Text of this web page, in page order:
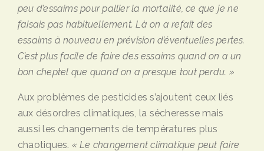
peu d’essaims pour pallier la mortalité, ce que je ne
faisais pas habituellement. Là on a refait des
essaims à nouveau en prévision d’éventuelles pertes.
C’est plus facile de faire des essaims quand on a un
bon cheptel que quand on a presque tout perdu. »
Aux problèmes de pesticides s’ajoutent ceux liés
aux désordres climatiques, la sécheresse mais
aussi les changements de températures plus
chaotiques. «Le changement climatique peut faire